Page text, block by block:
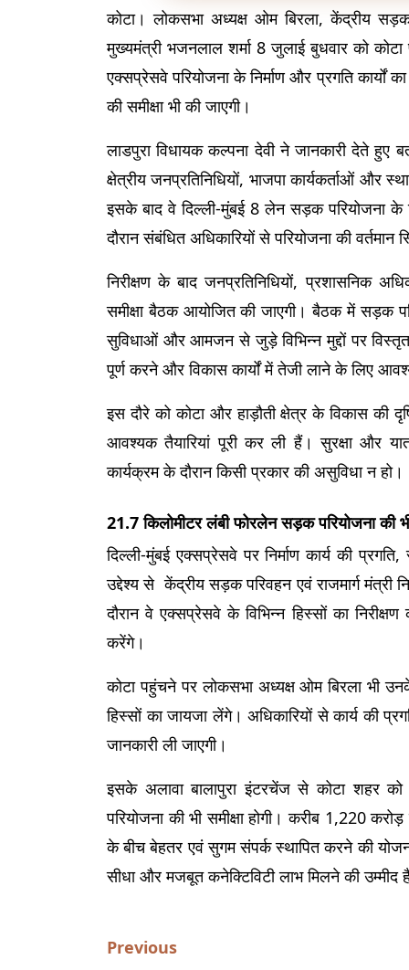
कोटा। लोकसभा अध्यक्ष ओम बिरला, केंद्रीय
मुख्यमंत्री भजनलाल शर्मा 8 जुलाई बुधवार को कोटा
एक्सप्रेसवे परियोजना के निर्माण और प्रगति
की समीक्षा भी की जाएगी।
लाडपुरा विधायक कल्पना देवी ने जानकारी देते हुए
क्षेत्रीय जनप्रतिनिधियों, भाजपा कार्यकर्ताओं और
इसके बाद वे दिल्ली-मुंबई 8 लेन सड़क परियोजना के
दौरान संबंधित अधिकारियों से परियोजना की
निरीक्षण के बाद जनप्रतिनिधियों, प्रशासनिक
समीक्षा बैठक आयोजित की जाएगी। बैठक में सड़क
सुविधाओं और आमजन से जुड़े विभिन्न मुद्दों पर विस्तृत
पूर्ण करने और विकास कार्यों में तेजी लाने के लिए
इस दौरे को कोटा और हाड़ौती क्षेत्र के विकास की
आवश्यक तैयारियां पूरी कर ली हैं। सुरक्षा और
कार्यक्रम के दौरान किसी प्रकार की असुविधा न हो।
21.7 किलोमीटर लंबी फोरलेन सड़क परियोजना की भी
दिल्ली-मुंबई एक्सप्रेसवे पर निर्माण कार्य की
उद्देश्य से  केंद्रीय सड़क परिवहन एवं राजमार्ग
दौरान वे एक्सप्रेसवे के विभिन्न हिस्सों का निरीक्षण
करेंगे।
कोटा पहुंचने पर लोकसभा अध्यक्ष ओम बिरला भी
हिस्सों का जायजा लेंगे। अधिकारियों से कार्य की
जानकारी ली जाएगी।
इसके अलावा बालापुरा इंटरचेंज से कोटा शहर
परियोजना की भी समीक्षा होगी। करीब 1,220
के बीच बेहतर एवं सुगम संपर्क स्थापित करने की
सीधा और मजबूत कनेक्टिविटी लाभ मिलने की उम्मीद
Previous